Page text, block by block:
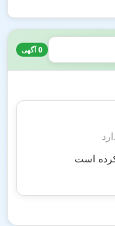
0 آگهی
است